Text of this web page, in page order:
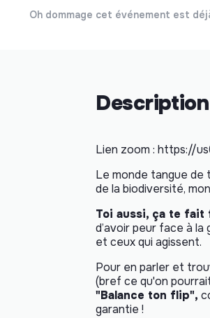
Oh dommage cet événement est
Lien zoom : https://
Le monde tangue de
de la biodiversité,
Toi aussi, ça te fait
d’avoir peur face à
et ceux qui agissent.
Pour en parler et
(bref ce qu'on
"Balance ton flip",
garantie !